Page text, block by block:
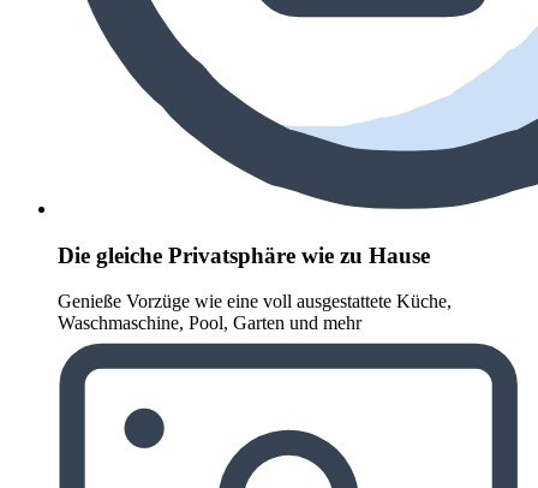
Die gleiche Privatsphäre wie zu Hause
Genieße Vorzüge wie eine voll ausgestattete Küche,
Waschmaschine, Pool, Garten und mehr